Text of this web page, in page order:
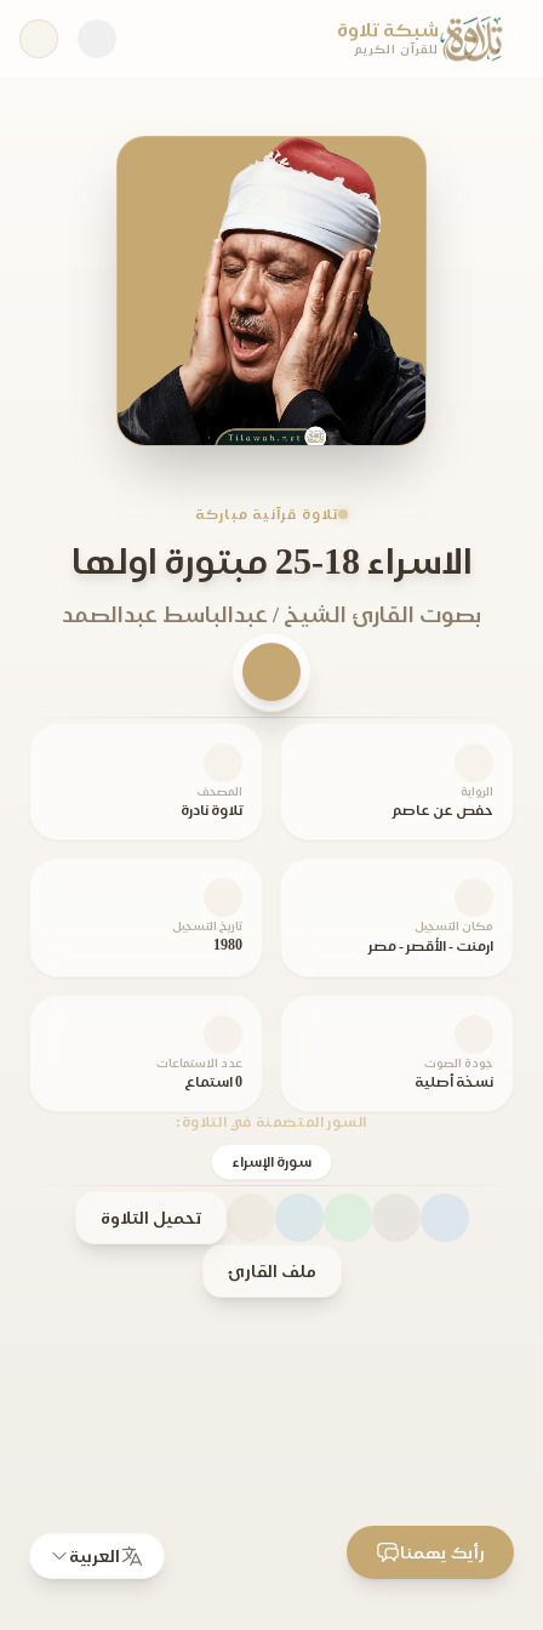
شبكة تلاوة
للقرآن الكريم
تلاوة قرآنية مباركة
الاسراء 18-25 مبتورة اولها
بصوت القارئ الشيخ / عبدالباسط عبدالصمد
الرواية
حفص عن عاصم
المصحف
تلاوة نادرة
مكان التسجيل
ارمنت - الأقصر - مصر
تاريخ التسجيل
1980
جودة الصوت
نسخة أصلية
عدد الاستماعات
0 استماع
السور المتضمنة في التلاوة:
سورة الإسراء
تحميل التلاوة
ملف القارئ
العربية رأيك يهمنا